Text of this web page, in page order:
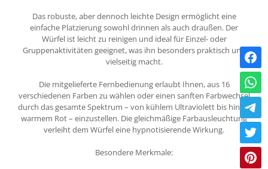
Das robuste, aber dennoch leichte Design ermöglicht eine
einfache Platzierung sowohl drinnen als auch draußen. Der
Würfel ist leicht zu reinigen und ideal für Einzel- oder
Gruppenaktivitäten geeignet, was ihn besonders praktisch und
vielseitig macht.
Die mitgelieferte Fernbedienung erlaubt Ihnen, aus 16
verschiedenen Farben zu wählen oder einen sanften Farbwechsel
durch das gesamte Spektrum – von kühlem Ultraviolett bis hin zu
warmem Rot – einzustellen. Die gleichmäßige Farbausleuchtung
verleiht dem Würfel eine hypnotisierende Wirkung.
Besondere Merkmale: